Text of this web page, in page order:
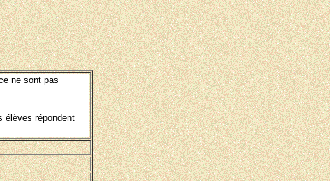
ne sont pas
élèves répondent